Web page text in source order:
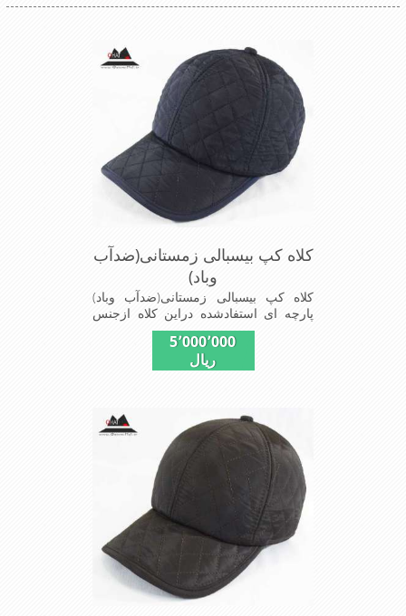
کلاه کپ بیسبالی زمستانی(ضدآب
وباد)
کلاه کپ بیسبالی زمستانی(ضدآب وباد)
پارچه ای استفادشده دراین کلاه ازجنس
ازجنس شمعی برای دوخت کاپشن بارانی
استفاده می شودبا آستر ضخیم که مناسب
ومناسب افرادخوش پوش جنس
عالی,دوخت مناسب,سبکی, خوش فرمی
ازدیگرخصوصیات این کلاه می باشند
5٬000٬000
ریال